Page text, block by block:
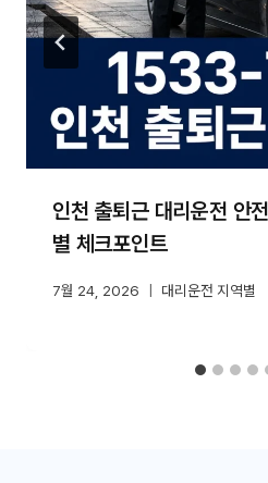
인천 출퇴근 대리운전 안
별 체크포인트
7월 24, 2026 대리운전 지역별